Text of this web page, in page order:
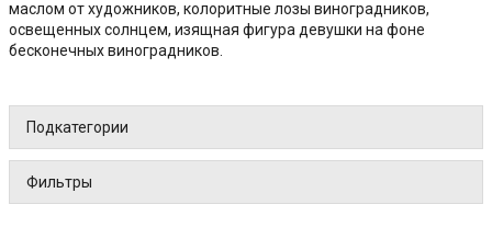
маслом от художников, колоритные лозы виноградников,
освещенных солнцем, изящная фигура девушки на фоне
бесконечных виноградников.
Подкатегории
Фильтры